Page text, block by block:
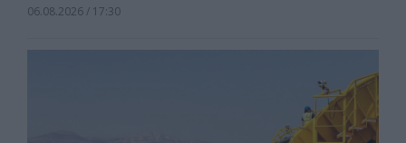
06.08.2026 / 17:30